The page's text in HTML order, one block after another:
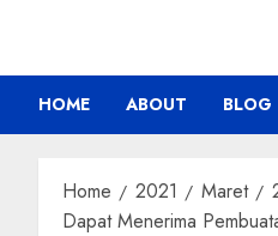
HOME ABOUT BLOG
Home 2021 Maret
Dapat Menerima